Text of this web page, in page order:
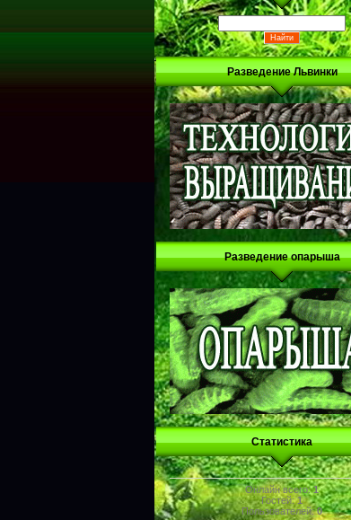
Разведение Львинки
Разведение опарыша
Статистика
Онлайн всего:1
Гостей:1
Пользователей:0